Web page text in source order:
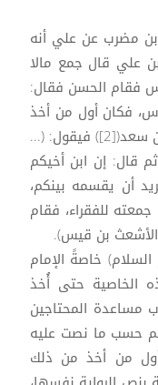
بن مضرب عن علي أنه
علي قال جمع مالا
فقام الحسن فقال:
فكان أول من أخذ
منه الأشعث بن قيس). ويتفق معه ابن سعد([2]) فيقول: (...
قال: إن ابن أخيكم
أن يقسمه بينكم،
للفقراء، فقام
بن قيس).
خاصةً الإمام
الخاصية حتى أُخذ
مساعدة المحتاجين
حسب ما نصت عليه
من أخذ من ذلك